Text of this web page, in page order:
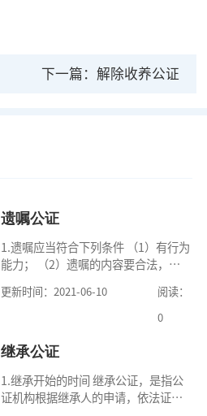
下一篇：解除收养公证
遗嘱公证
1.遗嘱应当符合下列条件 （1）有行为
能力； （2）遗嘱的内容要合法，对
人要保留必要的份额； （3）遗嘱中
的财产是个人合法财产。 2.可受理的
更新时间：2021-06-10
阅读：
0
继承公证
1.继承开始的时间 继承公证，是指公
证机构根据继承人的申请，依法证明